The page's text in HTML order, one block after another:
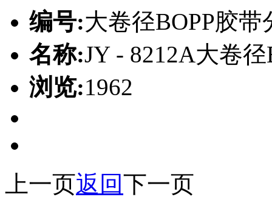
编号:大卷径BOPP胶带
名称:JY - 8212A大卷
浏览:1962
上一页返回下一页